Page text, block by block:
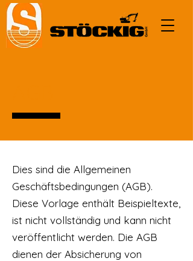
Dies sind die Allgemeinen
Geschäftsbedingungen (AGB).
Diese Vorlage enthält Beispieltexte,
ist nicht vollständig und kann nicht
veröffentlicht werden. Die AGB
dienen der Absicherung von